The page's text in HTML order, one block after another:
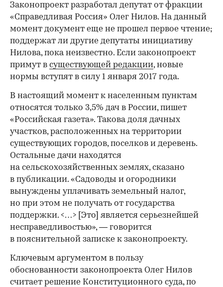
Законопроект разработал депутат от фракции
«Справедливая Россия» Олег Нилов. На данный
момент документ еще не прошел первое чтение;
поддержат ли другие депутаты инициативу
Нилова, пока неизвестно. Если законопроект
примут в существующей редакции, новые
нормы вступят в силу 1 января 2017 года.
В настоящий момент к населенным пунктам
относятся только 3,5% дач в России, пишет
«Российская газета». Такова доля дачных
участков, расположенных на территории
существующих городов, поселков и деревень.
Остальные дачи находятся
на сельскохозяйственных землях, сказано
в публикации. «Садоводы и огородники
вынуждены уплачивать земельный налог,
но при этом не получать от государства
поддержки. <…> [Это] является серьезнейшей
несправедливостью», — говорится
в пояснительной записке к законопроекту.
Ключевым аргументом в пользу
обоснованности законопроекта Олег Нилов
считает решение Конституционного суда, по